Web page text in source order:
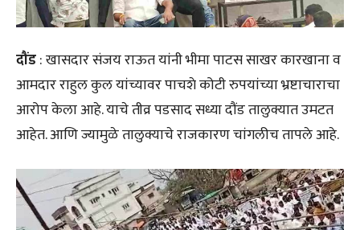
दौंड: खासदार संजय राऊत यांनी भीमा पाटस साखर कारखाना व
आमदार राहुल कुल यांच्यावर पाचशे कोटी रुपयांच्या भ्रष्टाचाराचा
आरोप केला आहे. याचे तीव्र पडसाद सध्या दौंड तालुक्यात उमटत
आहेत. आणि ज्यामुळे तालुक्याचे राजकारण चांगलीच तापले आहे.